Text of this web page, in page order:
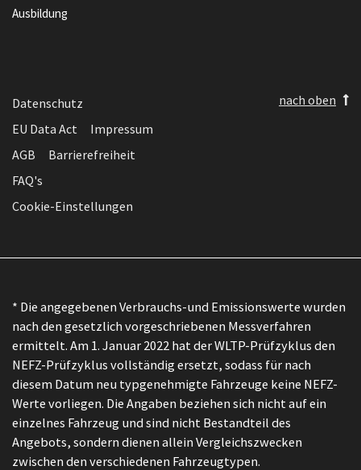
Ausbildung
Datenschutz
EU Data Act
Impressum
AGB
Barrierefreiheit
FAQ's
Cookie-Einstellungen
nach oben
* Die angegebenen Verbrauchs-und Emissionswerte wurden
nach den gesetzlich vorgeschriebenen Messverfahren
ermittelt. Am 1. Januar 2022 hat der WLTP-Prüfzyklus den
NEFZ-Prüfzyklus vollständig ersetzt, sodass für nach
diesem Datum neu typgenehmigte Fahrzeuge keine NEFZ-
Werte vorliegen. Die Angaben beziehen sich nicht auf ein
einzelnes Fahrzeug und sind nicht Bestandteil des
Angebots, sondern dienen allein Vergleichszwecken
zwischen den verschiedenen Fahrzeugtypen.